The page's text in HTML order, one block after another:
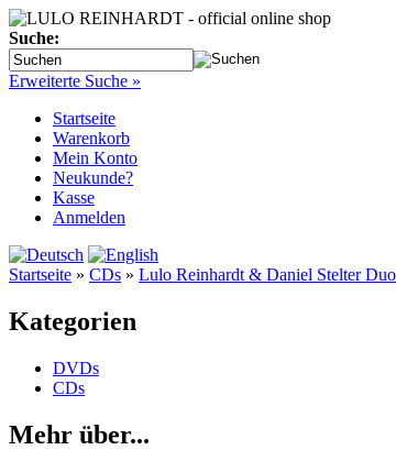
Suche:
Erweiterte Suche »
Startseite
Warenkorb
Mein Konto
Neukunde?
Kasse
Anmelden
Startseite » CDs » Lulo Reinhardt & Daniel Stelter
Kategorien
DVDs
CDs
Mehr über...